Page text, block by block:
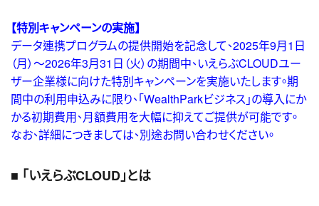
【特別キャンペーンの実施】
データ連携プログラムの提供開始を記念して、2025年9月1日
（月）～2026年3月31日（火）の期間中、いえらぶCLOUDユー
ザー企業様に向けた特別キャンペーンを実施いたします。期
間中の利用申込みに限り、「WealthParkビジネス」の導入にか
かる初期費用、月額費用を大幅に抑えてご提供が可能です。
なお、詳細につきましては、別途お問い合わせください。
■ 「いえらぶCLOUD」とは